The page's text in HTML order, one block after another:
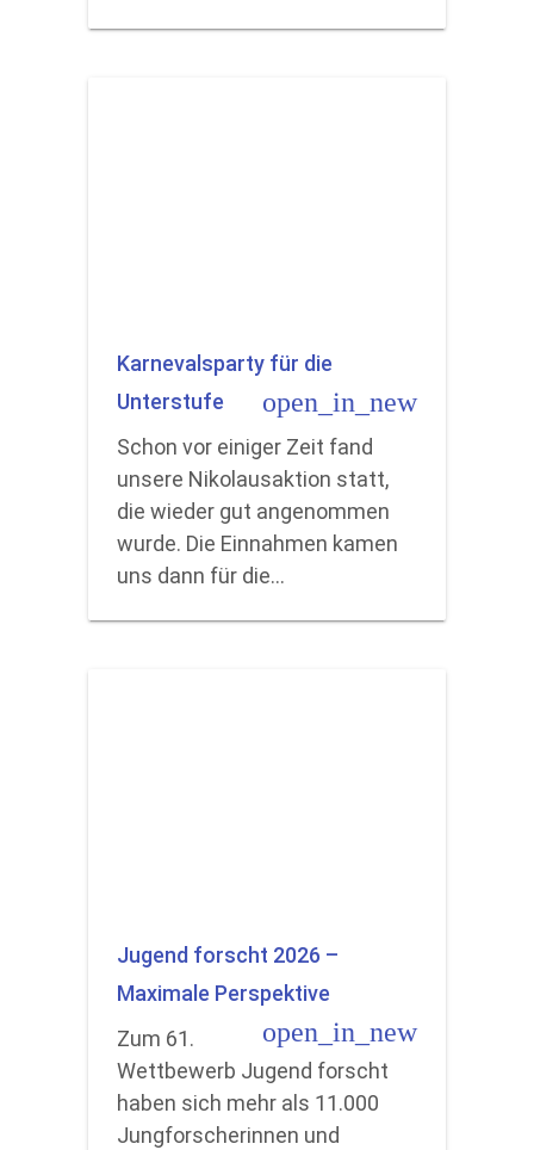
Karnevalsparty für die
Unterstufe
open_in_new
Schon vor einiger Zeit fand
unsere Nikolausaktion statt,
die wieder gut angenommen
wurde. Die Einnahmen kamen
uns dann für die…
Jugend forscht 2026 –
Maximale Perspektive
open_in_new
Zum 61.
Wettbewerb Jugend forscht
haben sich mehr als 11.000
Jungforscherinnen und